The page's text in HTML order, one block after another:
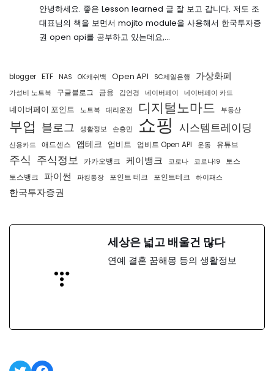
안녕하세요. 좋은 Lesson learned 글 잘 보고 갑니다. 저도 조
대표님의 책을 보면서 mojito module을 사용해서 한국투자증
권 open api를 공부하고 있는데요,…
blogger ETF NAS OK캐쉬백 Open API SC제일은행 가상화폐
가성비 노트북 구글블로그 금융 김연경 네이버페이 네이버페이 카드
네이버페이 포인트 노트북 대리운전 디지털노마드 부동산
부업 블로그 생활정보 손흥민 쇼핑 시스템트레이딩
신용카드 애드센스 앱테크 업비트 업비트 Open API 운동 유튜브
주식 주식정보 카카오뱅크 케이뱅크 코로나 코로나19
토스
토스뱅크
파이썬 파킹통장 포인트 테크 포인트테크 하이패스
한국투자증권
세상은 넓고 배울건 많다
연예 결혼 꿈해몽 등의 생활정보